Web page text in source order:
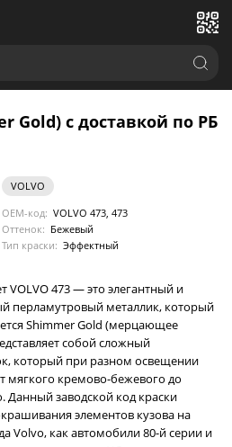
Gold) с доставкой по РБ
VOLVO
OEM-код: VOLVO 473, 473
Оттенок: Бежевый
Тип краски: Эффектный
VOLVO 473 — это элегантный и
перламутровый металлик, который
Shimmer Gold (мерцающее
собой сложный
который при разном освещении
мягкого кремово-бежевого до
Данный заводской код краски
элементов кузова на
Volvo, как автомобили 80-й серии и